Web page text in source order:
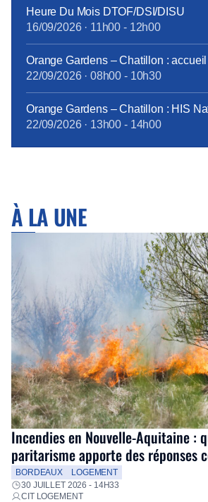
Heure Du Mois DTOF/DSI/DISU
16/09/2026· 11h00 - 12h00
Orange Gardens – Chatillon :
22/09/2026· 08h00 - 10h30
Orange Gardens – Chatillon : HIS
22/09/2026· 13h00 - 14h00
À LA UNE
Incendies en Nouvelle-Aquitaine :
paritarisme apporte des réponses
salariés
BORDEAUX
LOGEMENT
30 JUILLET 2026 - 14H33
CIT LOGEMENT